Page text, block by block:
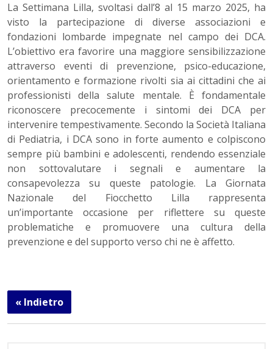
La Settimana Lilla, svoltasi dall’8 al 15 marzo 2025, ha
visto la partecipazione di diverse associazioni e
fondazioni lombarde impegnate nel campo dei DCA.
L’obiettivo era favorire una maggiore sensibilizzazione
attraverso eventi di prevenzione, psico-educazione,
orientamento e formazione rivolti sia ai cittadini che ai
professionisti della salute mentale. È fondamentale
riconoscere precocemente i sintomi dei DCA per
intervenire tempestivamente. Secondo la Società Italiana
di Pediatria, i DCA sono in forte aumento e colpiscono
sempre più bambini e adolescenti, rendendo essenziale
non sottovalutare i segnali e aumentare la
consapevolezza su queste patologie. La Giornata
Nazionale del Fiocchetto Lilla rappresenta
un’importante occasione per riflettere su queste
problematiche e promuovere una cultura della
prevenzione e del supporto verso chi ne è affetto.
« Indietro